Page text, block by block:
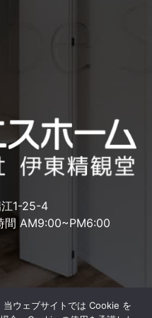
1-25-4
間 AM9:00~PM6:00
当ウェブサイトでは Cookie を